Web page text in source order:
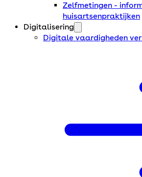
Zelfmetingen -
huisartsenpraktijken
Digitalisering
Digitale vaardigheden